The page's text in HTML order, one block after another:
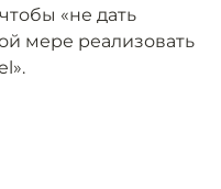
«не дать
мере реализовать